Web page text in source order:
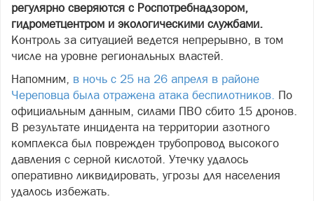
регулярно сверяются с Роспотребнадзором,
гидрометцентром и экологическими службами.
Контроль за ситуацией ведется непрерывно, в том
числе на уровне региональных властей.
Напомним, в ночь с 25 на 26 апреля в районе
Череповца была отражена атака беспилотников. По
официальным данным, силами ПВО сбито 15 дронов.
В результате инцидента на территории азотного
комплекса был поврежден трубопровод высокого
давления с серной кислотой. Утечку удалось
оперативно ликвидировать, угрозы для населения
удалось избежать.